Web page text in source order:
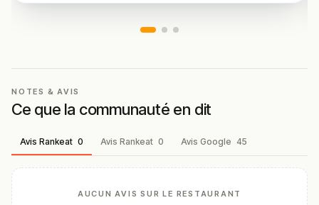
NOTES & AVIS
Ce que la communauté en dit
Avis Rankeat 0 Avis Rankeat 0 Avis Google 45
AUCUN AVIS SUR LE RESTAURANT